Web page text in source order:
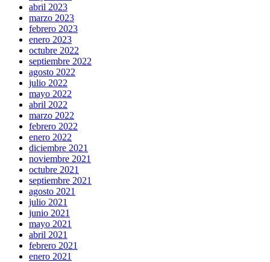
abril 2023
marzo 2023
febrero 2023
enero 2023
octubre 2022
septiembre 2022
agosto 2022
julio 2022
mayo 2022
abril 2022
marzo 2022
febrero 2022
enero 2022
diciembre 2021
noviembre 2021
octubre 2021
septiembre 2021
agosto 2021
julio 2021
junio 2021
mayo 2021
abril 2021
febrero 2021
enero 2021